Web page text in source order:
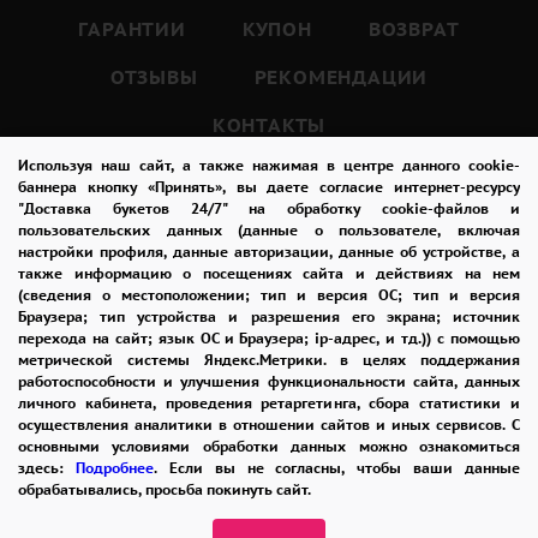
Используя наш сайт, а также нажимая в центре данного cookie-
баннера кнопку «Принять», вы даете согласие интернет-ресурсу
"Доставка букетов 24/7" на обработку cookie-файлов и
пользовательских данных (данные о пользователе, включая
настройки профиля, данные авторизации, данные об устройстве, а
также информацию о посещениях сайта и действиях на нем
(сведения о местоположении; тип и версия ОС; тип и версия
Браузера; тип устройства и разрешения его экрана; источник
перехода на сайт; язык ОС и Браузера; ip-адрес, и тд.)) с помощью
метрической системы Яндекс.Метрики. в целях поддержания
работоспособности и улучшения функциональности сайта, данных
личного кабинета, проведения ретаргетинга, сбора статистики и
осуществления аналитики в отношении сайтов и иных сервисов. С
основными условиями обработки данных можно ознакомиться
здесь: Подробнее. Если вы не согласны, чтобы ваши данные
обрабатывались, просьба покинуть сайт.
И вы можете быть уверены, что он навсегда
останется в сердце вашей любимой
женщины.
ГАРАНТИИ
КУПОН
ВОЗВРАТ
ОТЗЫВЫ
РЕКОМЕНДАЦИИ
КОНТАКТЫ
8-965-242-37-47
ЗАКАЗАТЬ ЗВОНОК
admin@buket24delivery.ru
ул. Кирова д. 46
ПОЛИТИКА КОНФИДЕНЦИАЛЬНОСТИ